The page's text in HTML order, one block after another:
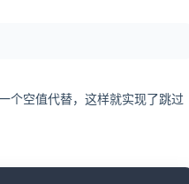
个空值代替，这样就实现了跳过